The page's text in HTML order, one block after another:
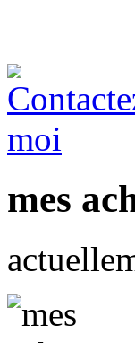
mes